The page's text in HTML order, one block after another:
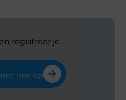
registreer je
ons op